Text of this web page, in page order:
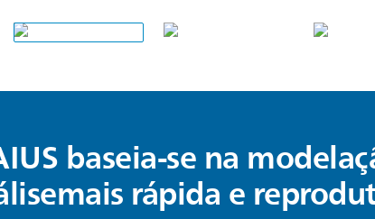
baseia-se na
mais rápida e